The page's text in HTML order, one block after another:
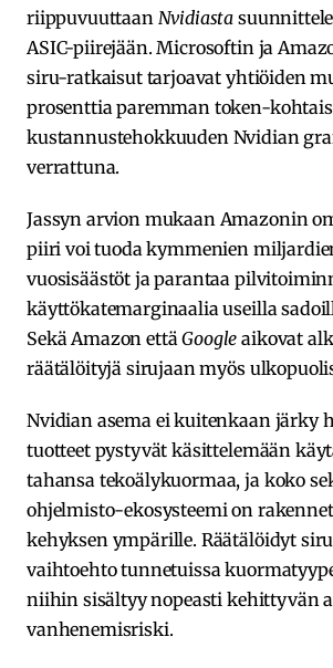
riippuvuuttaan Nvidiasta
ASIC-piirejään. Microsoftin ja
siru-ratkaisut tarjoavat yhtiöiden
prosenttia paremman token-
kustannustehokkuuden Nvidian
verrattuna.
Jassyn arvion mukaan Amazonin
piiri voi tuoda kymmenien
vuosisäästöt ja parantaa
käyttökatemarginaalia useilla
Sekä Amazon ettäGoogle aikovat
räätälöityjä sirujaan myös
Nvidian asema ei kuitenkaan järky
tuotteet pystyvät käsittelemään
tahansa tekoälykuormaa, ja koko
ohjelmisto-ekosysteemi on
kehyksen ympärille. Räätälöidyt
vaihtoehto tunnetuissa
niihin sisältyy nopeasti kehittyvän
vanhenemisriski.